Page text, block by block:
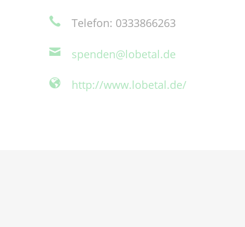
Telefon: 0333866263
spenden@lobetal.de
http://www.lobetal.de/